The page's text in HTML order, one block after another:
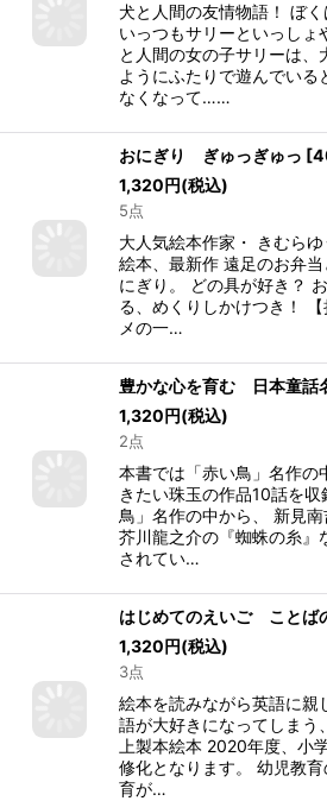
犬と人間の友情物語！ ぼく
いっつもサリーといっし
と人間の女の子サリーは、
ようにふたりで遊んでいる
なくなって……
おにぎり ぎゅっぎゅっ [
1,320円(税込)
5点
大人気絵本作家・ きむら
絵本、最新作 遠足のお弁
にぎり。 どの具が好き？
る、めくりしかけつき！
メの一…
豊かな心を育む 日本童話
1,320円(税込)
2点
本書では「赤い鳥」名作の
きたい珠玉の作品10話を
鳥」名作の中から、 新見南
芥川龍之介の『蜘蛛の糸』
されてい…
はじめてのえいご ことば
1,320円(税込)
3点
絵本を読みながら英語に親
語が大好きになってしまう
上製本絵本 2020年度、小
修化となります。 幼児教
育が…